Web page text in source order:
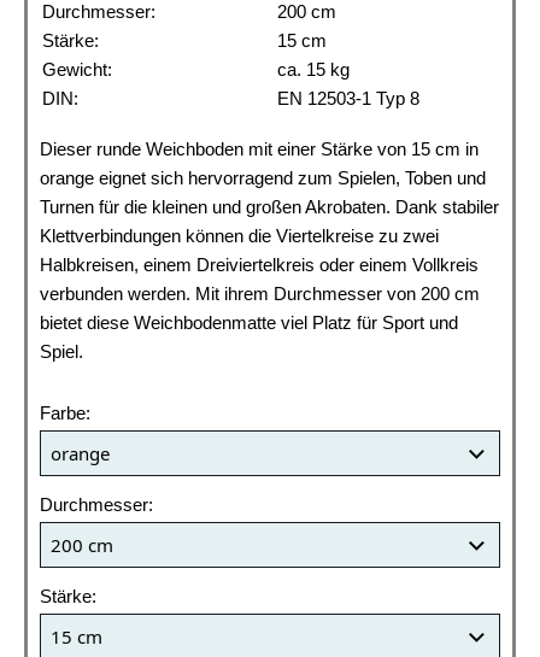
Durchmesser:
200 cm
Stärke:
15 cm
Gewicht:
ca. 15 kg
DIN:
EN 12503-1 Typ 8
Dieser runde Weichboden mit einer Stärke von 15 cm in
orange eignet sich hervorragend zum Spielen, Toben und
Turnen für die kleinen und großen Akrobaten. Dank stabiler
Klettverbindungen können die Viertelkreise zu zwei
Halbkreisen, einem Dreiviertelkreis oder einem Vollkreis
verbunden werden. Mit ihrem Durchmesser von 200 cm
bietet diese Weichbodenmatte viel Platz für Sport und
Spiel.
Farbe:
Durchmesser:
Stärke: